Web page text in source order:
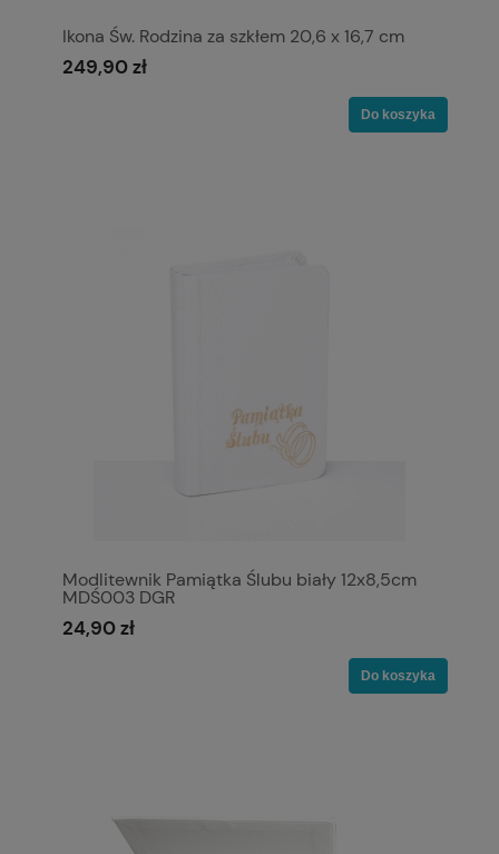
Ikona Św. Rodzina za szkłem 20,6 x 16,7 cm
249,90 zł
Do koszyka
Modlitewnik Pamiątka Ślubu biały 12x8,5cm
MDŚ003 DGR
24,90 zł
Do koszyka